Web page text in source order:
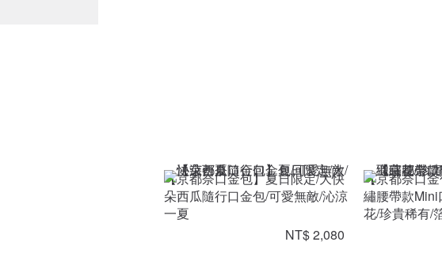
【京都奈口金包】夏日限定/大快
朵西瓜隨行口金包/可愛無敵/沁涼
一夏
NT$ 2,080
【京都奈口
繡腰帶款
花/珍貴稀有/